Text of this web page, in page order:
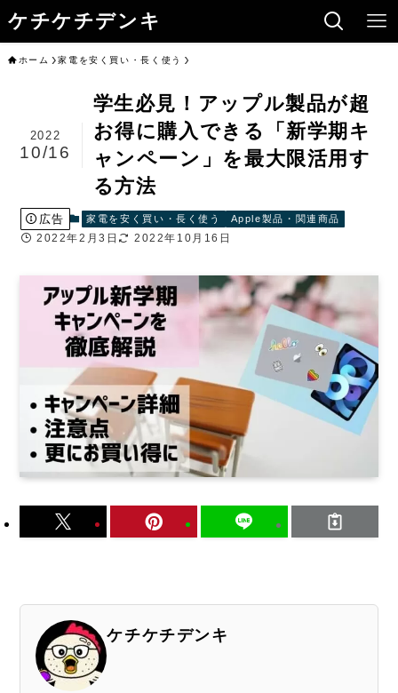
ケチケチデンキ
ホーム 家電を安く買い・長く使う
学生必見！アップル製品が超
お得に購入できる「新学期キ
ャンペーン」を最大限活用す
る方法
2022
10/16
広告 家電を安く買い・長く使う Apple製品・関連商品
2022年2月3日 2022年10月16日
ケチケチデンキ